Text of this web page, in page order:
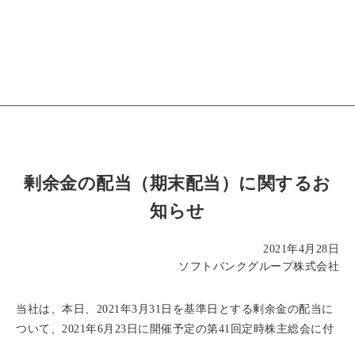
剰余金の配当（期末配当）に関するお
知らせ
2021年4月28日
ソフトバンクグループ株式会社
当社は、本日、2021年3月31日を基準日とする剰余金の配当に
ついて、2021年6月23日に開催予定の第41回定時株主総会に付